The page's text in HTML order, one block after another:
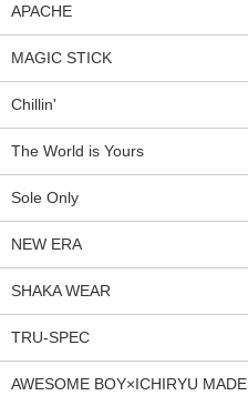
APACHE
MAGIC STICK
Chillin'
The World is Yours
Sole Only
NEW ERA
SHAKA WEAR
TRU-SPEC
AWESOME BOY×ICHIRYU MADE